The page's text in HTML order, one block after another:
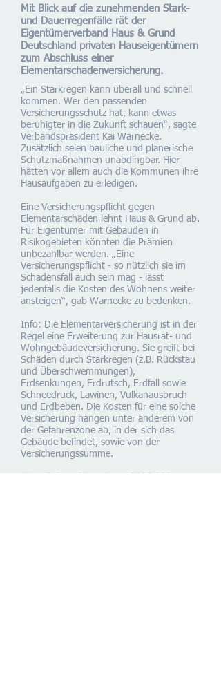
Mit Blick auf die zunehmenden Stark-
und Dauerregenfälle rät der
Eigentümerverband Haus & Grund
Deutschland privaten Hauseigentümern
zum Abschluss einer
Elementarschadenversicherung.
„Ein Starkregen kann überall und schnell
kommen. Wer den passenden
Versicherungsschutz hat, kann etwas
beruhigter in die Zukunft schauen“, sagte
Verbandspräsident Kai Warnecke.
Zusätzlich seien bauliche und planerische
Schutzmaßnahmen unabdingbar. Hier
hätten vor allem auch die Kommunen ihre
Hausaufgaben zu erledigen.
Eine Versicherungspflicht gegen
Elementarschäden lehnt Haus & Grund ab.
Für Eigentümer mit Gebäuden in
Risikogebieten könnten die Prämien
unbezahlbar werden. „Eine
Versicherungspflicht - so nützlich sie im
Schadensfall auch sein mag - lässt
jedenfalls die Kosten des Wohnens weiter
ansteigen“, gab Warnecke zu bedenken.
Info: Die Elementarversicherung ist in der
Regel eine Erweiterung zur Hausrat- und
Wohngebäudeversicherung. Sie greift bei
Schäden durch Starkregen (z.B. Rückstau
und Überschwemmungen),
Erdsenkungen, Erdrutsch, Erdfall sowie
Schneedruck, Lawinen, Vulkanausbruch
und Erdbeben. Die Kosten für eine solche
Versicherung hängen unter anderem von
der Gefahrenzone ab, in der sich das
Gebäude befindet, sowie von der
Versicherungssumme.